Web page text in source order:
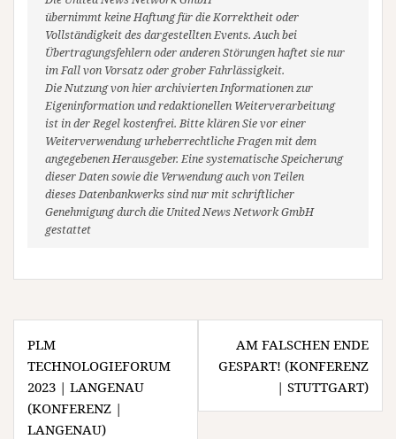
übernimmt keine Haftung für die Korrektheit oder
Vollständigkeit des dargestellten Events. Auch bei
Übertragungsfehlern oder anderen Störungen haftet sie nur
im Fall von Vorsatz oder grober Fahrlässigkeit.
Die Nutzung von hier archivierten Informationen zur
Eigeninformation und redaktionellen Weiterverarbeitung
ist in der Regel kostenfrei. Bitte klären Sie vor einer
Weiterverwendung urheberrechtliche Fragen mit dem
angegebenen Herausgeber. Eine systematische Speicherung
dieser Daten sowie die Verwendung auch von Teilen
dieses Datenbankwerks sind nur mit schriftlicher
Genehmigung durch die United News Network GmbH
gestattet
Beitragsnavigation
PLM
TECHNOLOGIEFORUM
2023 | LANGENAU
(KONFERENZ |
LANGENAU)
AM FALSCHEN ENDE
GESPART! (KONFERENZ
| STUTTGART)